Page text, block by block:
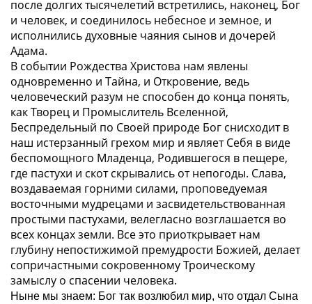
после долгих тысячелетий встретились, наконец, Бог
и человек, и соединилось небесное и земное, и
исполнились духовные чаяния сынов и дочерей
Адама.
В событии Рождества Христова нам явлены
одновременно и Тайна, и Откровение, ведь
человеческий разум не способен до конца понять,
как Творец и Промыслитель Вселенной,
Беспредельный по Своей природе Бог снисходит в
наш истерзанный грехом мир и являет Себя в виде
беспомощного Младенца, Родившегося в пещере,
где пастухи и скот скрывались от непогоды. Слава,
воздаваемая горними силами, проповедуемая
восточными мудрецами и засвидетельствованная
простыми пастухами, велегласно возглашается во
всех концах земли. Все это приоткрывает нам
глубину непостижимой премудрости Божией, делает
сопричастными сокровенному Троическому
замыслу о спасении человека.
Ныне мы знаем: Бог так возлюбил мир, что отдал Сына